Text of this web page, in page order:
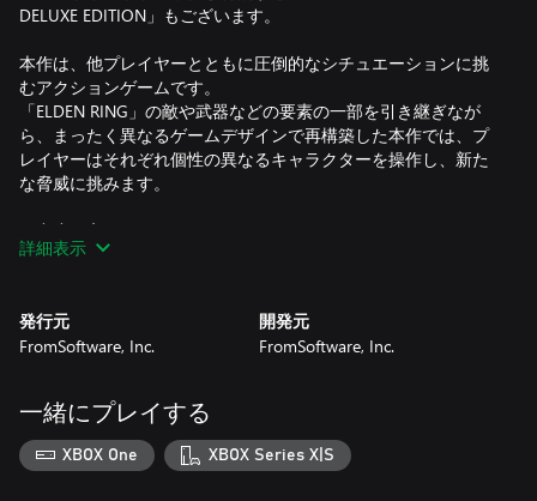
DELUXE EDITION」もございます。
本作は、他プレイヤーとともに圧倒的なシチュエーションに挑
むアクションゲームです。
「ELDEN RING」の敵や武器などの要素の一部を引き継ぎなが
ら、まったく異なるゲームデザインで再構築した本作では、プ
レイヤーはそれぞれ個性の異なるキャラクターを操作し、新た
な脅威に挑みます。
・密度の高い、スリリングな冒険
ダンジョン探索、キャラクターの成長、手に汗握る強敵との戦
プレイヤーの目的は、他者とともに広大なフィールドで３日間
を生き抜くこと。
がらキャラクターを強化し、３日目に訪れる強敵“夜の王”たち
との戦いに挑みます。
・訪れるたびに様相を変える、フィールド型ダンジョン
詳細表示
発行元
FromSoftware, Inc.
開発元
FromSoftware, Inc.
一緒にプレイする
XBOX One XBOX Series X|S